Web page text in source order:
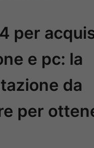
per
e pc: la
da
per